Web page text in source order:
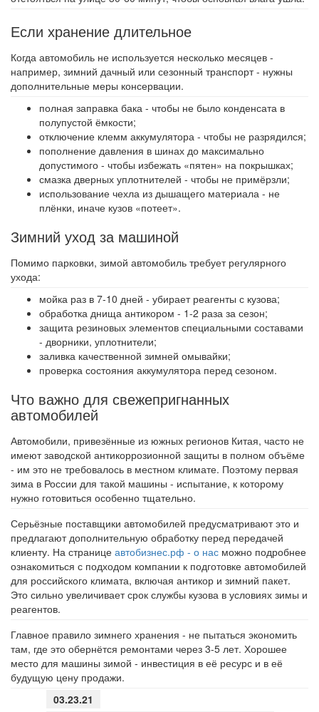
Если хранение длительное
Когда автомобиль не используется несколько месяцев -
например, зимний дачный или сезонный транспорт - нужны
дополнительные меры консервации.
полная заправка бака - чтобы не было конденсата в
полупустой ёмкости;
отключение клемм аккумулятора - чтобы не разрядился;
пополнение давления в шинах до максимально
допустимого - чтобы избежать «пятен» на покрышках;
смазка дверных уплотнителей - чтобы не примёрзли;
использование чехла из дышащего материала - не
плёнки, иначе кузов «потеет».
Зимний уход за машиной
Помимо парковки, зимой автомобиль требует регулярного
ухода:
мойка раз в 7-10 дней - убирает реагенты с кузова;
обработка днища антикором - 1-2 раза за сезон;
защита резиновых элементов специальными составами
- дворники, уплотнители;
заливка качественной зимней омывайки;
проверка состояния аккумулятора перед сезоном.
Что важно для свежепригнанных
автомобилей
Автомобили, привезённые из южных регионов Китая, часто не
имеют заводской антикоррозионной защиты в полном объёме
- им это не требовалось в местном климате. Поэтому первая
зима в России для такой машины - испытание, к которому
нужно готовиться особенно тщательно.
Серьёзные поставщики автомобилей предусматривают это и
предлагают дополнительную обработку перед передачей
клиенту. На странице автобизнес.рф - о нас можно подробнее
ознакомиться с подходом компании к подготовке автомобилей
для российского климата, включая антикор и зимний пакет.
Это сильно увеличивает срок службы кузова в условиях зимы и
реагентов.
Главное правило зимнего хранения - не пытаться экономить
там, где это обернётся ремонтами через 3-5 лет. Хорошее
место для машины зимой - инвестиция в её ресурс и в её
будущую цену продажи.
03.23.21